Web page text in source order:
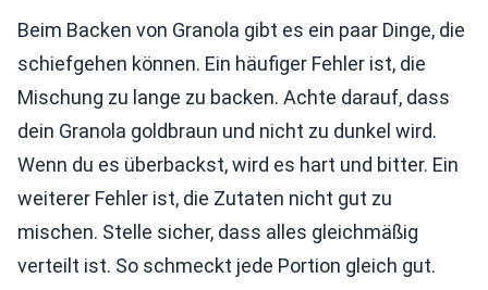
Beim Backen von Granola gibt es ein paar Dinge, die
schiefgehen können. Ein häufiger Fehler ist, die
Mischung zu lange zu backen. Achte darauf, dass
dein Granola goldbraun und nicht zu dunkel wird.
Wenn du es überbackst, wird es hart und bitter. Ein
weiterer Fehler ist, die Zutaten nicht gut zu
mischen. Stelle sicher, dass alles gleichmäßig
verteilt ist. So schmeckt jede Portion gleich gut.